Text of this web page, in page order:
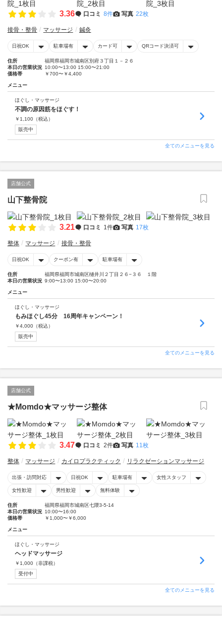
3.36 口コミ 8件 写真 22枚
接骨・整骨 マッサージ 鍼灸
日祝OK 駐車場有 カード可 QRコード決済可
住所
福岡県福岡市城南区別府３丁目１－２６
本日の営業状況 10:00〜13:00 15:00〜21:00
価格帯
￥700〜￥4,400
メニュー
ほぐし・マッサージ
不調の原因筋をほぐす！
￥ 1,100 （税込）
販売中
全てのメニューを見る
店舗公式
山下整骨院
3.21 口コミ 1件 写真 17枚
整体 マッサージ 接骨・整骨
日祝OK クーポン有 駐車場有
住所
福岡県福岡市城南区樋井川２丁目２６−３６ １階
本日の営業状況 9:00〜13:00 15:00〜20:00
メニュー
ほぐし・マッサージ
もみほぐし45分 16周年キャンペーン！
￥4,000 （税込）
販売中
全てのメニューを見る
店舗公式
★Momdo★マッサージ整体
3.47 口コミ 2件 写真 11枚
整体 マッサージ カイロプラクティック リラクゼーションマッサージ
出張・訪問対応 日祝OK 駐車場有 女性スタッフ
女性歓迎 男性歓迎 無料体験
住所
福岡県福岡市城南区七隈3‐5‐14
本日の営業状況 10:00〜16:00
価格帯
￥1,000〜￥6,000
メニュー
ほぐし・マッサージ
ヘッドマッサージ
￥ 1,000 （非課税）
受付中
全てのメニューを見る